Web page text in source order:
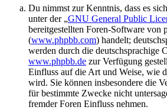
Du nimmst zur Kenntnis, dass es
unter der „GNU General Public
bereitgestellten Foren-Software von
(www.phpbb.com) handelt;
werden durch die deutschsprachige
www.phpbb.de zur Verfügung
Einfluss auf die Art und Weise, wie
wird. Sie können insbesondere die
für bestimmte Zwecke nicht
fremder Foren Einfluss nehmen.